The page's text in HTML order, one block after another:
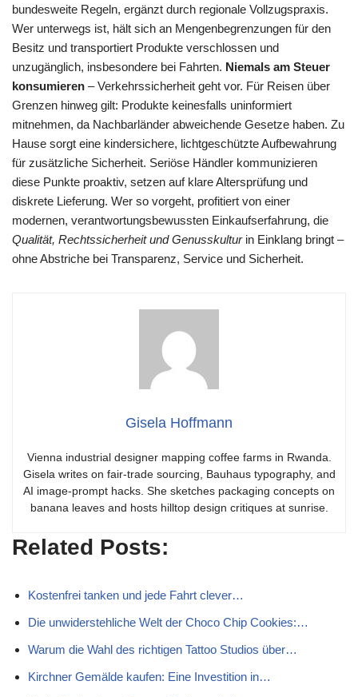
bundesweite Regeln, ergänzt durch regionale Vollzugspraxis.
Wer unterwegs ist, hält sich an Mengenbegrenzungen für den
Besitz und transportiert Produkte verschlossen und
unzugänglich, insbesondere bei Fahrten. Niemals am Steuer
konsumieren – Verkehrssicherheit geht vor. Für Reisen über
Grenzen hinweg gilt: Produkte keinesfalls uninformiert
mitnehmen, da Nachbarländer abweichende Gesetze haben. Zu
Hause sorgt eine kindersichere, lichtgeschützte Aufbewahrung
für zusätzliche Sicherheit. Seriöse Händler kommunizieren
diese Punkte proaktiv, setzen auf klare Altersprüfung und
diskrete Lieferung. Wer so vorgeht, profitiert von einer
modernen, verantwortungsbewussten Einkaufserfahrung, die
Qualität, Rechtssicherheit und Genusskulturin Einklang bringt –
ohne Abstriche bei Transparenz, Service und Sicherheit.
Gisela Hoffmann
Vienna industrial designer mapping coffee farms in Rwanda.
Gisela writes on fair-trade sourcing, Bauhaus typography, and
AI image-prompt hacks. She sketches packaging concepts on
banana leaves and hosts hilltop design critiques at sunrise.
Related Posts:
Kostenfrei tanken und jede Fahrt clever…
Die unwiderstehliche Welt der Choco Chip Cookies:…
Warum die Wahl des richtigen Tattoo Studios über…
Kirchner Gemälde kaufen: Eine Investition in…